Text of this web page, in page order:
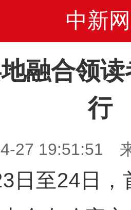
中新网
融合领
行
27 19:51:51
至24日，